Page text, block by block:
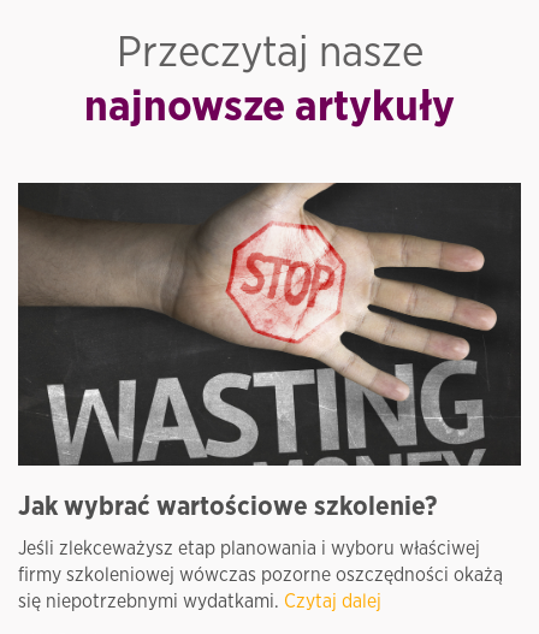
Przeczytaj nasze
najnowsze artykuły
Jak wybrać wartościowe szkolenie?
Jeśli zlekceważysz etap planowania i wyboru właściwej
firmy szkoleniowej wówczas pozorne oszczędności okażą
się niepotrzebnymi wydatkami. Czytaj dalej